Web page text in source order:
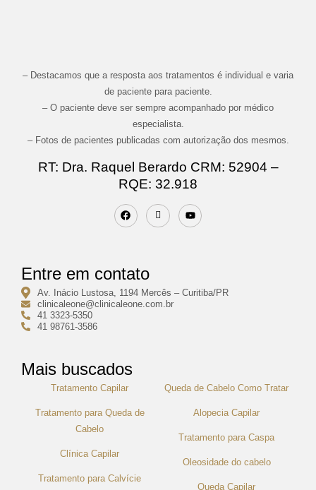
– Destacamos que a resposta aos tratamentos é individual e varia
de paciente para paciente.
– O paciente deve ser sempre acompanhado por médico
especialista.
– Fotos de pacientes publicadas com autorização dos mesmos.
RT: Dra. Raquel Berardo CRM: 52904 –
RQE: 32.918
Entre em contato
Av. Inácio Lustosa, 1194 Mercês – Curitiba/PR
clinicaleone@clinicaleone.com.br
41 3323-5350
41 98761-3586
Mais buscados
Tratamento Capilar
Tratamento para Queda de
Cabelo
Clínica Capilar
Tratamento para Calvície
Queda de Cabelo Como Tratar
Alopecia Capilar
Tratamento para Caspa
Oleosidade do cabelo
Queda Capilar